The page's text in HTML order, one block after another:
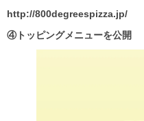
http://800degreespizza.jp/
④トッピングメニューを公開